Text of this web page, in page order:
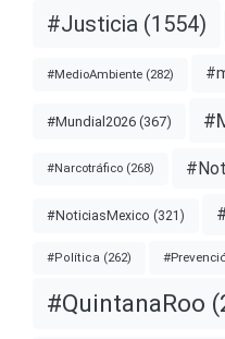
#Justicia (1554)
#MedioAmbiente (282)
#Mundial2026 (367)
#Narcotráfico (268)
#NoticiasMexico (321)
#Política (262)
#QuintanaRoo